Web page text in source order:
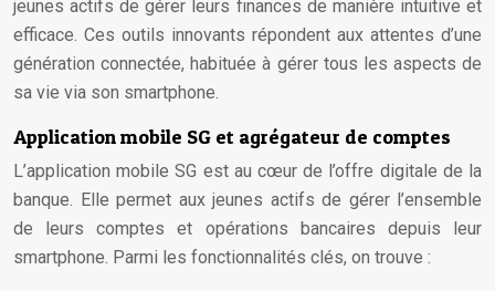
jeunes actifs de gérer leurs finances de manière intuitive et
efficace. Ces outils innovants répondent aux attentes d’une
génération connectée, habituée à gérer tous les aspects de
sa vie via son smartphone.
Application mobile SG et agrégateur de comptes
L’application mobile SG est au cœur de l’offre digitale de la
banque. Elle permet aux jeunes actifs de gérer l’ensemble
de leurs comptes et opérations bancaires depuis leur
smartphone. Parmi les fonctionnalités clés, on trouve :